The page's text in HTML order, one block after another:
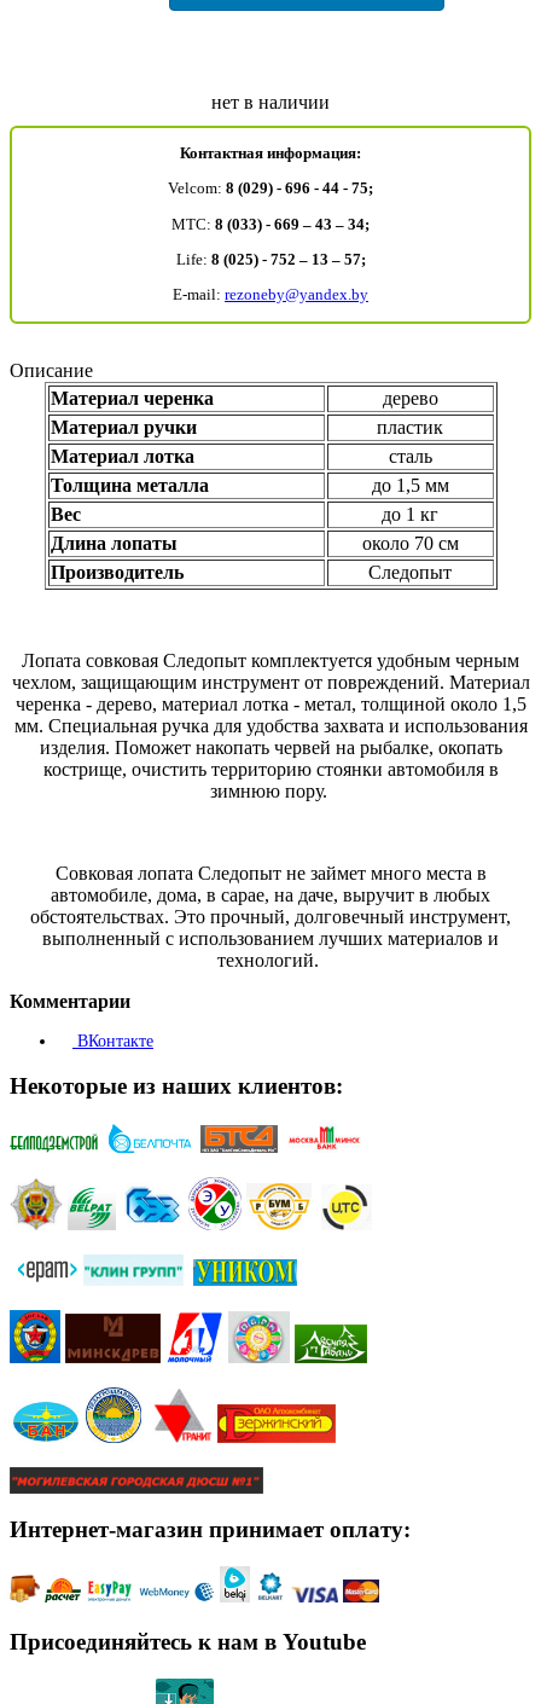
нет в наличии
Контактная информация:
Velcom: 8 (029) - 696 - 44 - 75;
MTC: 8 (033) - 669 – 43 – 34;
Life: 8 (025) - 752 – 13 – 57;
E-mail: rezoneby@yandex.by
Описание
Материал черенка
дерево
Материал ручки
пластик
Материал лотка
сталь
Толщина металла
до 1,5 мм
Вес
до 1 кг
Длина лопаты
около 70 см
Производитель
Следопыт
Лопата совковая Следопыт комплектуется удобным черным
чехлом, защищающим инструмент от повреждений. Материал
черенка - дерево, материал лотка - метал, толщиной около 1,5
мм. Специальная ручка для удобства захвата и использования
изделия. Поможет накопать червей на рыбалке, окопать
кострище, очистить территорию стоянки автомобиля в
зимнюю пору.
Совковая лопата Следопыт не займет много места в
автомобиле, дома, в сарае, на даче, выручит в любых
обстоятельствах. Это прочный, долговечный инструмент,
выполненный с использованием лучших материалов и
технологий.
Комментарии
ВКонтакте
Некоторые из наших клиентов:
Интернет-магазин принимает оплату:
Присоединяйтесь к нам в Youtube